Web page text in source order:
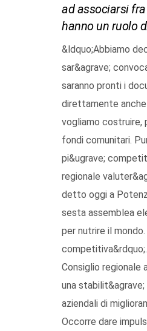
ad associarsi
hanno un ruolo
&ldquo;Abbiamo
sar&agrave;
saranno pronti i
direttamente
vogliamo costruire,
fondi comunitari.
pi&ugrave;
regionale
detto oggi a
sesta assemblea
per nutrire il
Consiglio regionale
una
aziendali di
Occorre dare